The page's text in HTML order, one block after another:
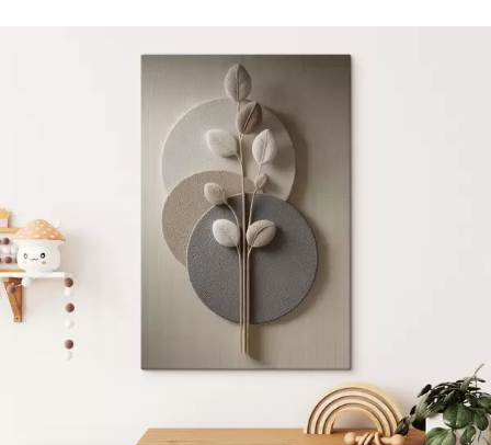
Яскраві, насичені кольори
Стійкість до вицвітання
Безпечне чорнило без запаху
Поверхня з текстурою полотна
Екологічний матеріал
Преміум
Від363
Яскраві, насичені кольори
Стійкість до вицвітання
Безпечне чорнило без запаху
Поверхня з текстурою полотна